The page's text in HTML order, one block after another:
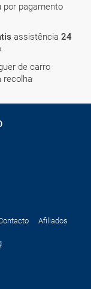
por pagamento
assistência 24
de carro
recolha
Afiliados